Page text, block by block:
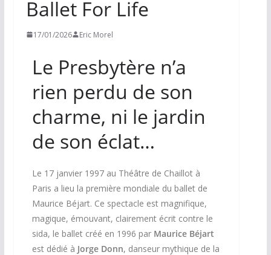
Ballet For Life
17/01/2026 Eric Morel
Le Presbytère n’a
rien perdu de son
charme, ni le jardin
de son éclat…
Le 17 janvier 1997 au Théâtre de Chaillot à
Paris a lieu la première mondiale du ballet de
Maurice Béjart. Ce spectacle est magnifique,
magique, émouvant, clairement écrit contre le
sida, le ballet créé en 1996 par Maurice Béjart
est dédié à Jorge Donn, danseur mythique de la